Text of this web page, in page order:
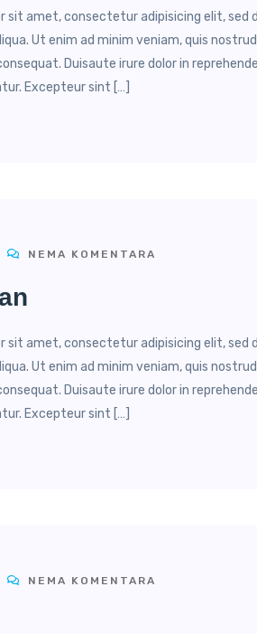
sit amet, consectetur adipisicing elit, sed
Ut enim ad minim veniam, quis
Duisaute irure dolor in
Excepteur sint […]
NEMA KOMENTARA
sit amet, consectetur adipisicing elit, sed
Ut enim ad minim veniam, quis
Duisaute irure dolor in
Excepteur sint […]
NEMA KOMENTARA